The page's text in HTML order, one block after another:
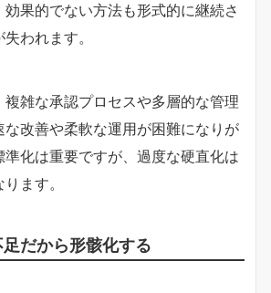
果的でない方法も形式的に継続さ
われます。
雑な承認プロセスや多層的な管理
改善や柔軟な運用が困難になりが
準化は重要ですが、過度な硬直化は
ます。
だから形骸化する